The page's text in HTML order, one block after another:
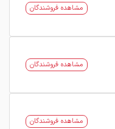
مشاهده فروشندگان
مشاهده فروشندگان
مشاهده فروشندگان